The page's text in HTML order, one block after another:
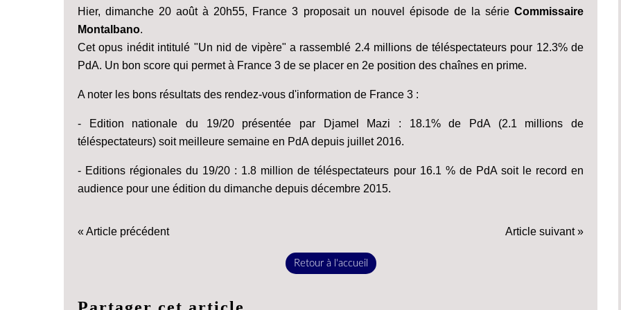
Hier, dimanche 20 août à 20h55, France 3 proposait un nouvel épisode de la série Commissaire
Montalbano.
Cet opus inédit intitulé "Un nid de vipère" a rassemblé 2.4 millions de téléspectateurs pour 12.3% de
PdA. Un bon score qui permet à France 3 de se placer en 2e position des chaînes en prime.
A noter les bons résultats des rendez-vous d'information de France 3 :
- Edition nationale du 19/20 présentée par Djamel Mazi : 18.1% de PdA (2.1 millions de
téléspectateurs) soit meilleure semaine en PdA depuis juillet 2016.
- Editions régionales du 19/20 : 1.8 million de téléspectateurs pour 16.1 % de PdA soit le record en
audience pour une édition du dimanche depuis décembre 2015.
« Article précédent Article suivant »
Retour à l'accueil